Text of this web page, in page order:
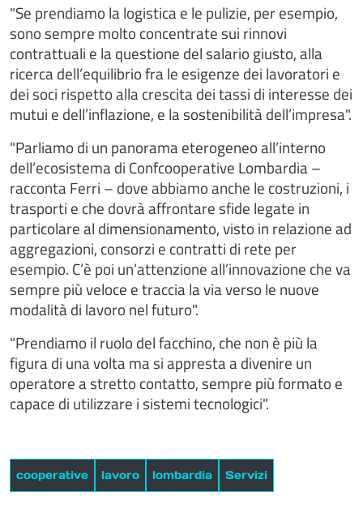
"Se prendiamo la logistica e le pulizie, per esempio,
sono sempre molto concentrate sui rinnovi
contrattuali e la questione del salario giusto, alla
ricerca dell’equilibrio fra le esigenze dei lavoratori e
dei soci rispetto alla crescita dei tassi di interesse dei
mutui e dell’inflazione, e la sostenibilità dell’impresa".
"Parliamo di un panorama eterogeneo all’interno
dell’ecosistema di Confcooperative Lombardia –
racconta Ferri – dove abbiamo anche le costruzioni, i
trasporti e che dovrà affrontare sfide legate in
particolare al dimensionamento, visto in relazione ad
aggregazioni, consorzi e contratti di rete per
esempio. C’è poi un’attenzione all’innovazione che va
sempre più veloce e traccia la via verso le nuove
modalità di lavoro nel futuro".
"Prendiamo il ruolo del facchino, che non è più la
figura di una volta ma si appresta a divenire un
operatore a stretto contatto, sempre più formato e
capace di utilizzare i sistemi tecnologici".
cooperative lavoro lombardia Servizi